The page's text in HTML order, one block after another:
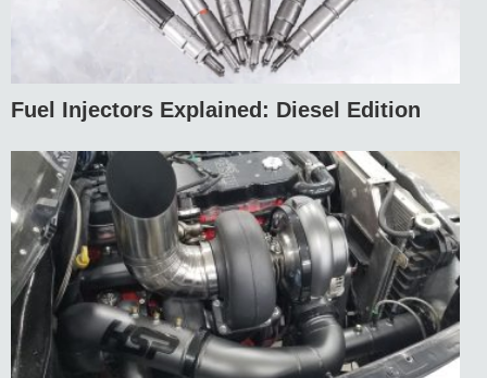
Fuel Injectors Explained: Diesel Edition